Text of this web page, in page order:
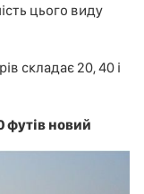
цього виду
складає 20, 40 і
новий